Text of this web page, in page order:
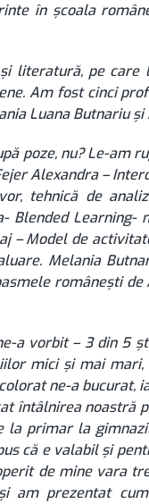
în școala
pe care
Am fost cinci
Luana Butnariu și
nu? Le-am
Alexandra –
tehnică de
Learning-
– Model de
Melania
românești de
vorbit – 3 din 5
mici și mai
ne-a bucurat,
întâlnirea noastră
primar la
că e valabil și
de mine vara
am prezentat